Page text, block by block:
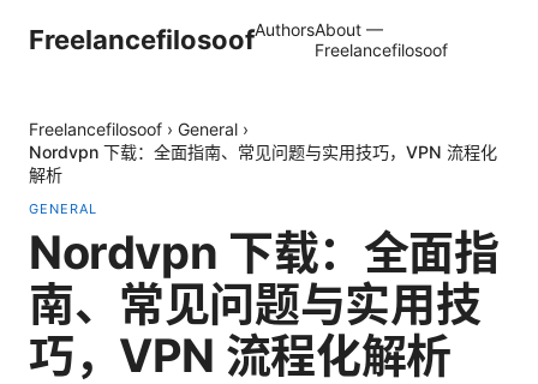
FreelancefilosoofAuthorsAbout —
Freelancefilosoof
Freelancefilosoof › General ›
Nordvpn 下载：全面指南、常见问题与实用技巧，VPN 流程化
解析
GENERAL
Nordvpn 下载：全面指
南、常见问题与实用技
巧，VPN 流程化解析